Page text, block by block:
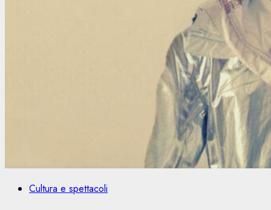
Cultura e spettacoli